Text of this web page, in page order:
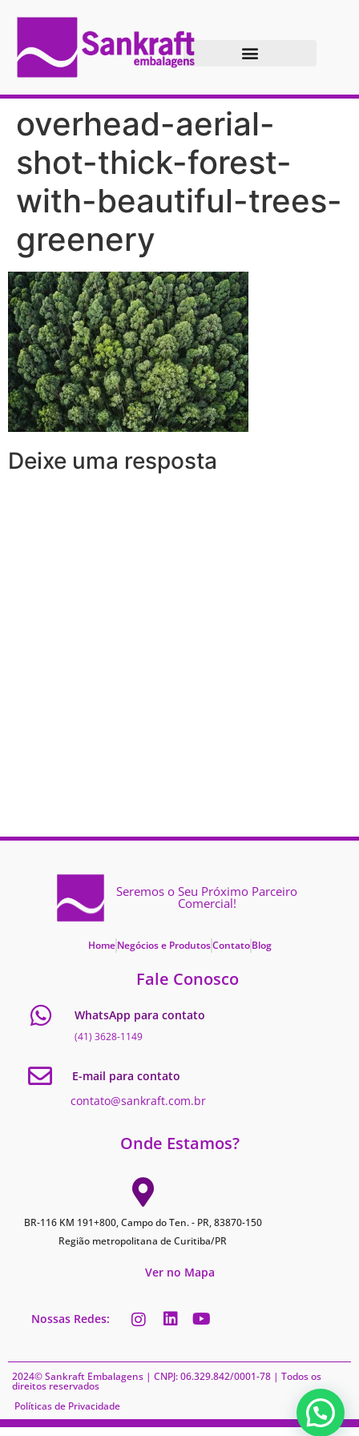
overhead-aerial-
shot-thick-forest-
with-beautiful-trees-
greenery
Deixe uma resposta
Seremos o Seu Próximo Parceiro
Comercial!
Home Negócios e ProdutosContato Blog
Fale Conosco
WhatsApp para contato
(41) 3628-1149
E-mail para contato
contato@sankraft.com.br
Onde Estamos?
BR-116 KM 191+800, Campo do Ten. - PR, 83870-150
Região metropolitana de Curitiba/PR
Ver no Mapa
Nossas Redes:
2024© Sankraft Embalagens | CNPJ: 06.329.842/0001-78 | Todos os
direitos reservados
Políticas de Privacidade